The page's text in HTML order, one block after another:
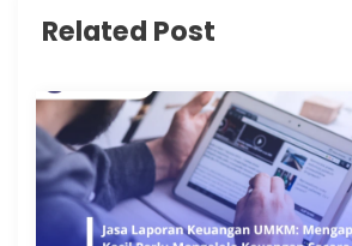
Related Post